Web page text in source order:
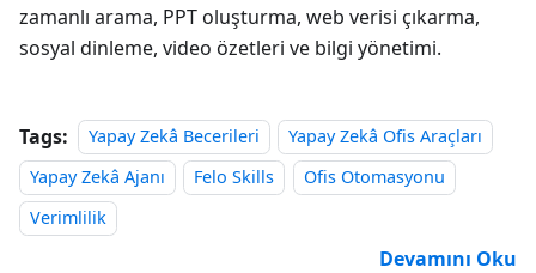
zamanlı arama, PPT oluşturma, web verisi çıkarma,
sosyal dinleme, video özetleri ve bilgi yönetimi.
Tags: Yapay Zekâ Becerileri
Yapay Zekâ Ofis Araçları
Yapay Zekâ Ajanı
Felo Skills
Ofis Otomasyonu
Verimlilik
Devamını Oku